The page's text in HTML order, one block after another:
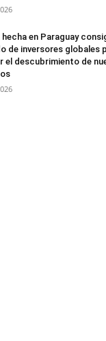
hecha en Paraguay
de inversores globales
el descubrimiento de